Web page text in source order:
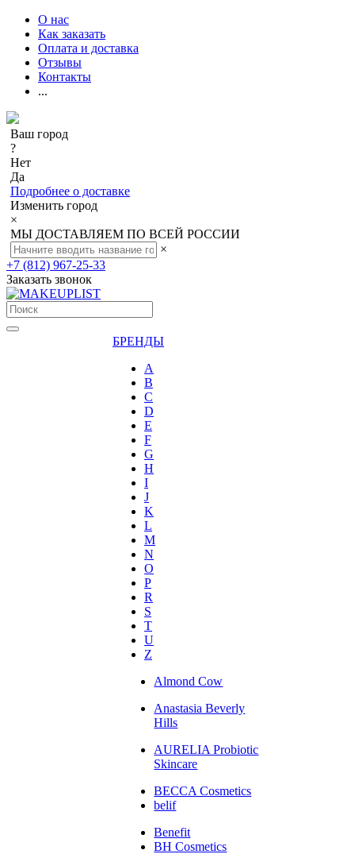
О нас
Как заказать
Оплата и доставка
Отзывы
Контакты
...
Ваш город
?
Нет
Да
Подробнее о доставке
Изменить город
×
МЫ ДОСТАВЛЯЕМ ПО ВСЕЙ РОССИИ
×
+7 (812) 967-25-33
Заказать звонок
БРЕНДЫ
A
B
C
D
E
F
G
H
I
J
K
L
M
N
O
P
R
S
T
U
Z
Almond Cow
Anastasia Beverly
Hills
AURELIA Probiotic
Skincare
BECCA Cosmetics
belif
Benefit
BH Cosmetics